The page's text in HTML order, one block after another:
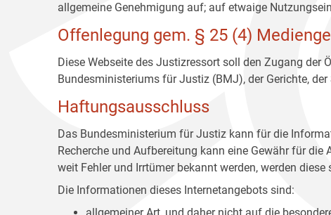
allgemeine Genehmigung auf; auf etwaige
Offenlegung gem. § 25 (4)
Diese Webseite des Justizressort soll den Zugang
Bundesministeriums für Justiz (BMJ), der Gerichte,
Haftungsausschluss
Das Bundesministerium für Justiz kann für die
Recherche und Aufbereitung kann eine Gewähr für
weit Fehler und Irrtümer bekannt werden, werden
Die Informationen dieses Internetangebots sind: